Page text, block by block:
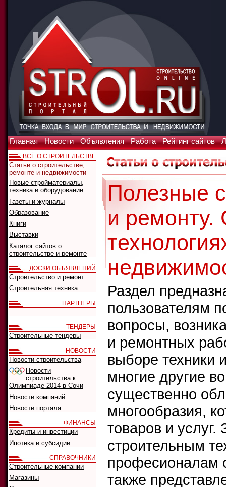
Главная Новости Объявления Работа Рейтинг сайтов
Полезные
и ремонту.
Раздел
пользователям
вопросы,
и ремонтных
выборе
многие другие
существенно
многообразия,
товаров и
строительным
професионалам
также
ВСЁ О СТРОИТЕЛЬСТВЕ
Статьи о строительстве,
ремонте и недвижимости
Новые стройматериалы,
техника и оборудование
Газеты и журналы
Образование
Книги
Выставки
Каталог сайтов о
строительстве и ремонте
ДОСКИ ОБЪЯВЛЕНИЙ
Строительство и ремонт
Строительная техника
ПАРТНЕРЫ
ТЕНДЕРЫ
Строительные тендеры
НОВОСТИ
Новости строительства
Новости
строительства к
Олимпиаде-2014 в Сочи
Новости компаний
Новости портала
ФИНАНСЫ
Кредиты и инвестиции
Ипотека и субсидии
СПРАВОЧНИКИ
Строительные компании
Магазины